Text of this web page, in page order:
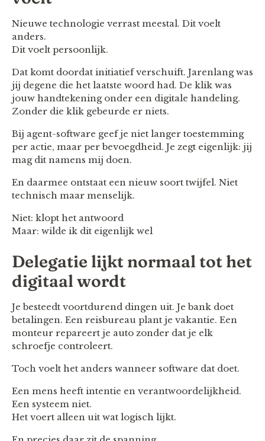
Nieuwe technologie verrast meestal. Dit voelt
anders.
Dit voelt persoonlijk.
Dat komt doordat initiatief verschuift. Jarenlang was
jij degene die het laatste woord had. De klik was
jouw handtekening onder een digitale handeling.
Zonder die klik gebeurde er niets.
Bij agent-software geef je niet langer toestemming
per actie, maar per bevoegdheid. Je zegt eigenlijk: jij
mag dit namens mij doen.
En daarmee ontstaat een nieuw soort twijfel. Niet
technisch maar menselijk.
Niet: klopt het antwoord
Maar: wilde ik dit eigenlijk wel
Delegatie lijkt normaal tot het
digitaal wordt
Je besteedt voortdurend dingen uit. Je bank doet
betalingen. Een reisbureau plant je vakantie. Een
monteur repareert je auto zonder dat je elk
schroefje controleert.
Toch voelt het anders wanneer software dat doet.
Een mens heeft intentie en verantwoordelijkheid.
Een systeem niet.
Het voert alleen uit wat logisch lijkt.